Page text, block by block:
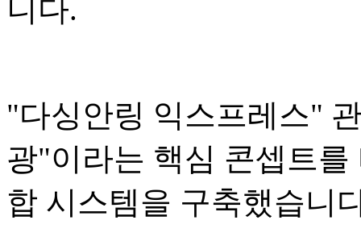
니다.
"다싱안링 익스프레스"
광"이라는 핵심 콘셉트
합 시스템을 구축했습니